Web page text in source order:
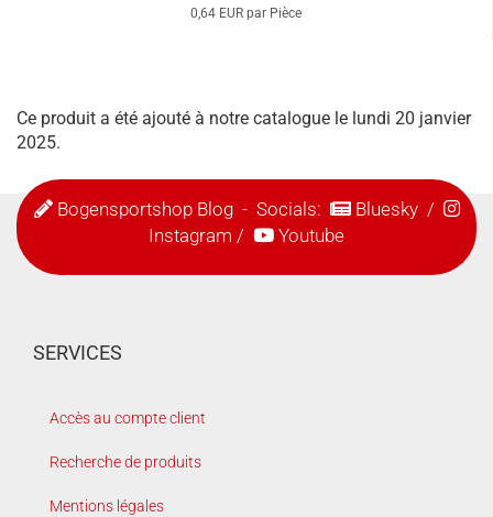
0,64 EUR par Pièce
Ce produit a été ajouté à notre catalogue le lundi 20 janvier
2025.
Bogensportshop Blog- Socials: Bluesky/
Instagram / Youtube
SERVICES
Accès au compte client
Recherche de produits
Mentions légales